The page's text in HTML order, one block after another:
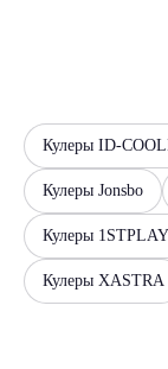
Кулеры ID-
Кулеры Jonsbo
Кулеры
Кулеры XASTRA